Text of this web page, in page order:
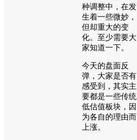
种调整中，在发
生着一些微妙，
但却重大的变
化。至少需要大
家知道一下。
今天的盘面反
弹，大家是否有
感受到，其实主
要都是一些传统
低估值板块，因
为各自的理由而
上涨。